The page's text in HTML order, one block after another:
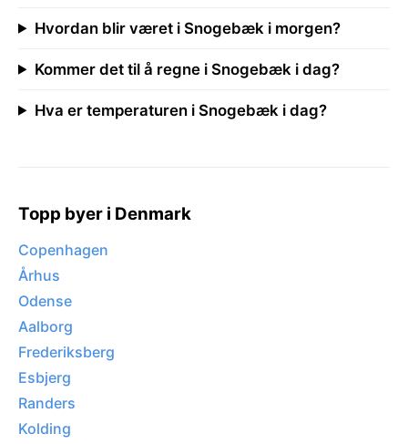
Hvordan blir været i Snogebæk i morgen?
Kommer det til å regne i Snogebæk i dag?
Hva er temperaturen i Snogebæk i dag?
Topp byer i Denmark
Copenhagen
Århus
Odense
Aalborg
Frederiksberg
Esbjerg
Randers
Kolding